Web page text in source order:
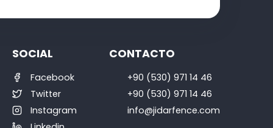
SOCIAL
Facebook
Twitter
Instagram
CONTACTO
+90 (530) 971 14 46
+90 (530) 971 14 46
info@jidarfence.com